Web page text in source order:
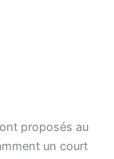
proposés au
un court